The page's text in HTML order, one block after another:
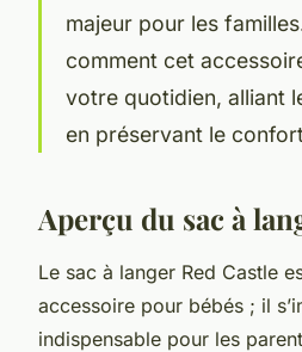
majeur pour les
comment cet
votre quotidien, alliant
en préservant le
Aperçu du sac à
Le sac à langer Red Castle
accessoire pour bébés ; il
indispensable pour les